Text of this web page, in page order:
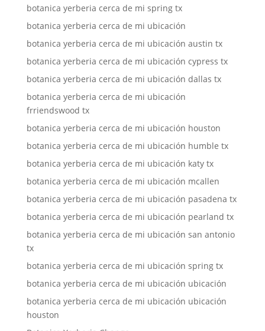
botanica yerberia cerca de mi spring tx
botanica yerberia cerca de mi ubicación
botanica yerberia cerca de mi ubicación austin tx
botanica yerberia cerca de mi ubicación cypress tx
botanica yerberia cerca de mi ubicación dallas tx
botanica yerberia cerca de mi ubicación
frriendswood tx
botanica yerberia cerca de mi ubicación houston
botanica yerberia cerca de mi ubicación humble tx
botanica yerberia cerca de mi ubicación katy tx
botanica yerberia cerca de mi ubicación mcallen
botanica yerberia cerca de mi ubicación pasadena tx
botanica yerberia cerca de mi ubicación pearland tx
botanica yerberia cerca de mi ubicación san antonio
tx
botanica yerberia cerca de mi ubicación spring tx
botanica yerberia cerca de mi ubicación ubicación
botanica yerberia cerca de mi ubicación ubicación
houston